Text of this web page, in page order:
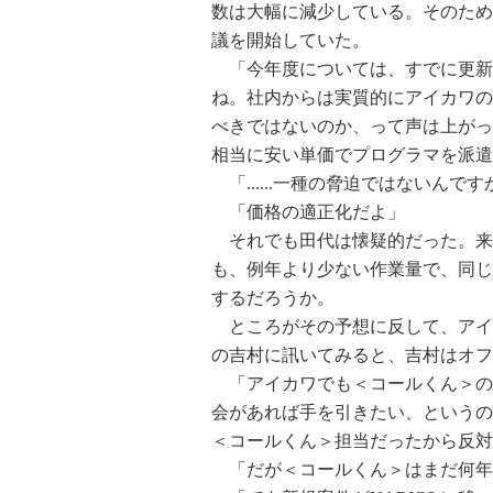
数は大幅に減少している。そのた
議を開始していた。
「今年度については、すでに更
ね。社内からは実質的にアイカワ
べきではないのか、って声は上が
相当に安い単価でプログラマを派
「......一種の脅迫ではないんです
「価格の適正化だよ」
それでも田代は懐疑的だった。
も、例年より少ない作業量で、同
するだろうか。
ところがその予想に反して、ア
の吉村に訊いてみると、吉村はオ
「アイカワでも＜コールくん＞
会があれば手を引きたい、という
＜コールくん＞担当だったから反
「だが＜コールくん＞はまだ何